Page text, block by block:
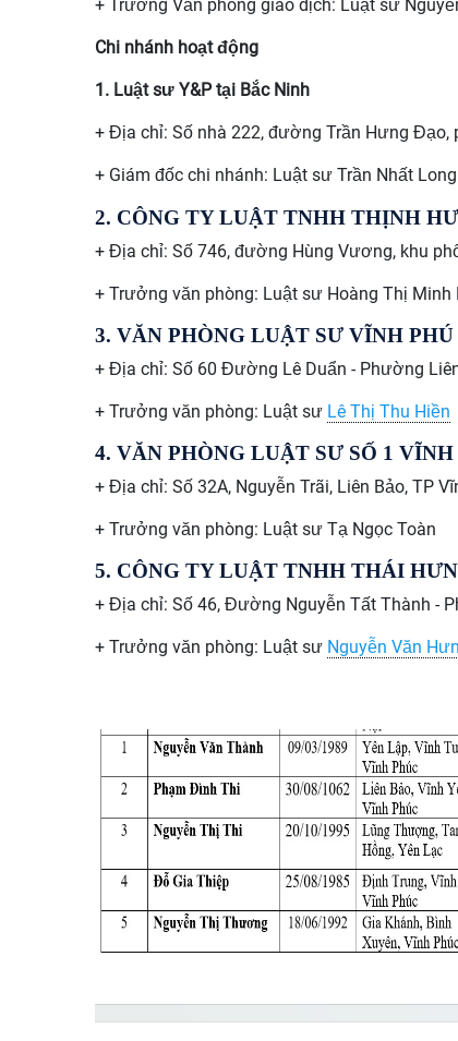
+ Trưởng Văn phòng giao dịch: Luật sư
Chi nhánh hoạt động
1. Luật sư Y&P tại Bắc Ninh
+ Địa chỉ: Số nhà 222, đường Trần Hưng Đạo,
+ Giám đốc chi nhánh: Luật sư Trần Nhất Long
2. CÔNG TY LUẬT TNHH THỊNH
+ Địa chỉ: Số 746, đường Hùng Vương, khu
+ Trưởng văn phòng: Luật sư Hoàng Thị Minh
3. VĂN PHÒNG LUẬT SƯ VĨNH PHÚ
+ Địa chỉ: Số 60 Đường Lê Duẩn - Phường
+ Trưởng văn phòng: Luật sư Lê Thị Thu Hiền
4. VĂN PHÒNG LUẬT SƯ SỐ 1 VĨNH
+ Địa chỉ: Số 32A, Nguyễn Trãi, Liên Bảo, TP
+ Trưởng văn phòng: Luật sư Tạ Ngọc Toàn
5. CÔNG TY LUẬT TNHH THÁI
+ Địa chỉ: Số 46, Đường Nguyễn Tất Thành -
+ Trưởng văn phòng: Luật sư Nguyễn Văn